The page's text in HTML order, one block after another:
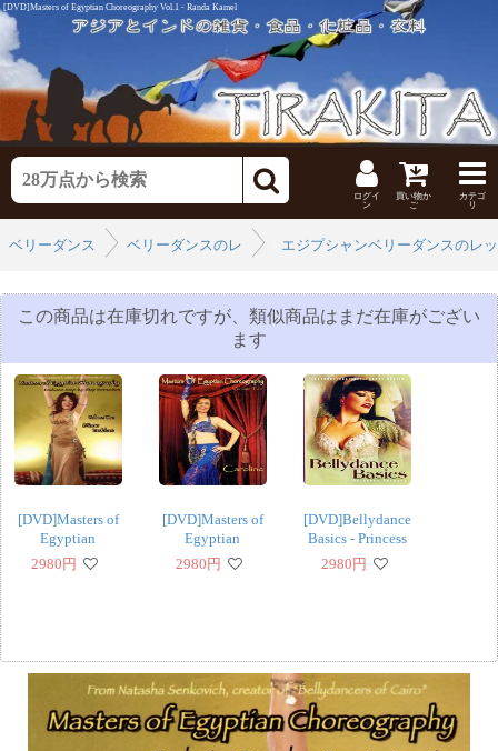
[DVD]Masters of Egyptian Choreography Vol.1 - Randa Kamel
ログイ
ン
買い物か
ご
カテゴ
リ
ベリーダンス
ベリーダンスのレッスンDVDエジプシャンベリーダンスのレ
この商品は在庫切れですが、類似商品はまだ在庫がござい
ます
[DVD]Masters of
Egyptian
Choreography Vol.2 -
Diana Tarkhan
2980 円
[DVD]Masters of
Egyptian
Choreography Vol.10
- Caroline
2980 円
[DVD]Bellydance
Basics - Princess
Farhana
2980 円